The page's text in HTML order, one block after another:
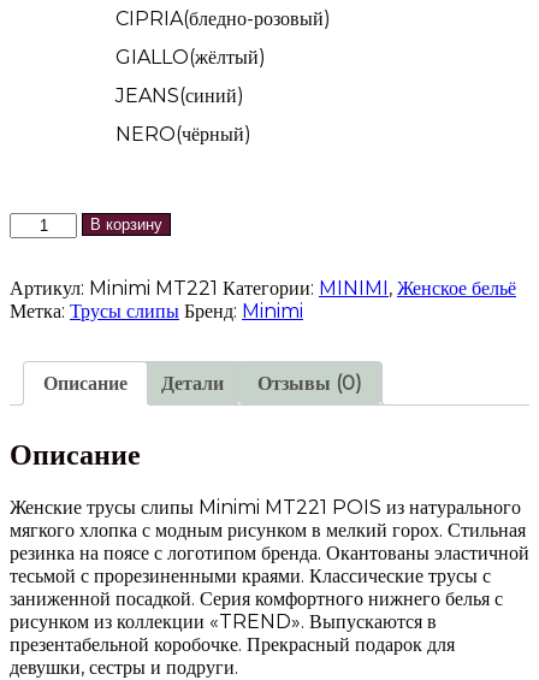
CIPRIA(бледно-розовый)
GIALLO(жёлтый)
JEANS(синий)
NERO(чёрный)
Количество
товара
слипы
Minimi
POIS
В корзину
Артикул: Minimi MT221 Категории: MINIMI, Женское бельё
Метка: Трусы слипы Бренд: Minimi
Описание Детали Отзывы (0)
Описание
Женские трусы слипы Minimi MT221 POIS из натурального
мягкого хлопка с модным рисунком в мелкий горох. Стильная
резинка на поясе с логотипом бренда. Окантованы эластичной
тесьмой с прорезиненными краями. Классические трусы с
заниженной посадкой. Серия комфортного нижнего белья с
рисунком из коллекции «TREND». Выпускаются в
презентабельной коробочке. Прекрасный подарок для
девушки, сестры и подруги.